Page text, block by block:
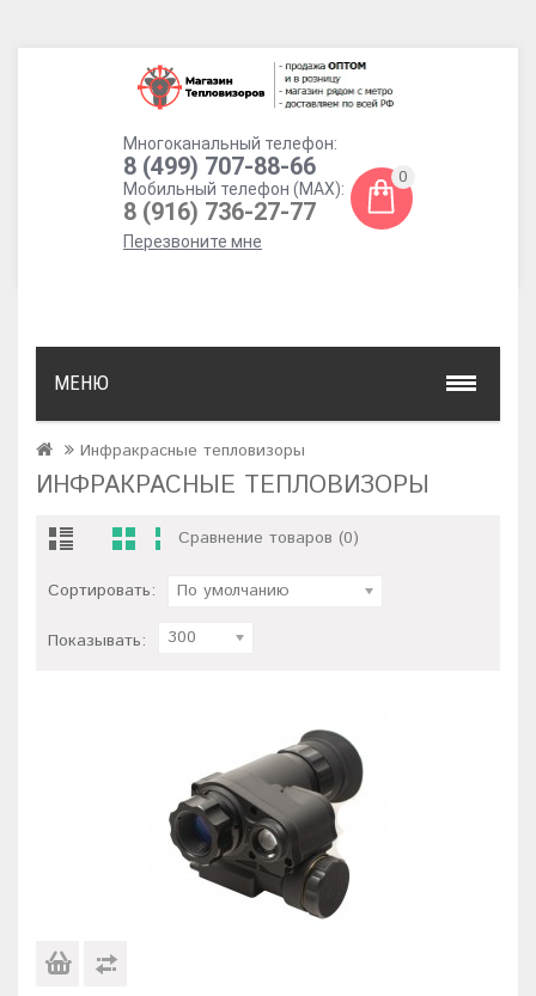
Многоканальный телефон:
8 (499) 707-88-66
Мобильный телефон (MAX):
8 (916) 736-27-77
Перезвоните мне
0
МЕНЮ
Инфракрасные тепловизоры
ИНФРАКРАСНЫЕ ТЕПЛОВИЗОРЫ
Сравнение товаров (0)
Сортировать: По умолчанию
Показывать: 300